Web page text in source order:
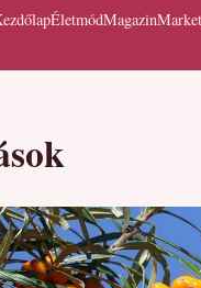
ÉletmódMagazin